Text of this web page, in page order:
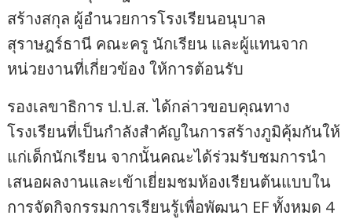
สร้างสกุล ผู้อำนวยการโรงเรียนอนุบาล
สุราษฎร์ธานี คณะครู นักเรียน และผู้แทนจาก
หน่วยงานที่เกี่ยวข้อง ให้การต้อนรับ
รองเลขาธิการ ป.ป.ส. ได้กล่าวขอบคุณทาง
โรงเรียนที่เป็นกำลังสำคัญในการสร้างภูมิคุ้มกันให้
แก่เด็กนักเรียน จากนั้นคณะได้ร่วมรับชมการนำ
เสนอผลงานและเข้าเยี่ยมชมห้องเรียนต้นแบบใน
การจัดกิจกรรมการเรียนรู้เพื่อพัฒนา EF ทั้งหมด 4